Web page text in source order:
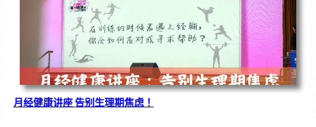
月经健康讲座 告别生理期焦虑！